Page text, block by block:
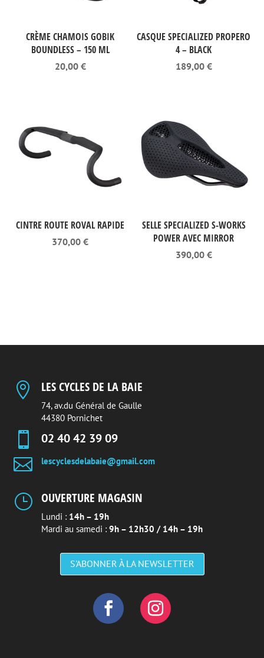
CRÈME CHAMOIS GOBIK
BOUNDLESS – 150 ML
20,00 €
CASQUE SPECIALIZED PROPERO
4 – BLACK
189,00 €
CINTRE ROUTE ROVAL RAPIDE
370,00€
SELLE SPECIALIZED S-WORKS
POWER AVEC MIRROR
390,00 €
 LES CYCLES DE LA BAIE
74, av.du Général de Gaulle
44380 Pornichet
 02 40 42 39 09
 lescyclesdelabaie@gmail.com
} OUVERTURE MAGASIN
Lundi : 14h – 19h
Mardi au samedi : 9h – 12h30 / 14h – 19h
S'ABONNER À LA NEWSLETTER